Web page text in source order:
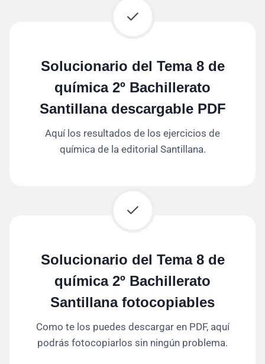
Solucionario del Tema 8 de
química 2º Bachillerato
Santillana descargable PDF
Aquí los resultados de los ejercicios de
química de la editorial Santillana.
Solucionario del Tema 8 de
química 2º Bachillerato
Santillana fotocopiables
Como te los puedes descargar en PDF, aquí
podrás fotocopiarlos sin ningún problema.